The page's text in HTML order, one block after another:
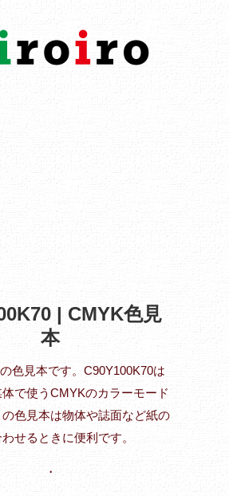
| CMYK色見
本
色見本です。C90Y100K70は
で使うCMYKのカラーモード
色見本は物体や誌面など紙の
せるときに便利です。
・